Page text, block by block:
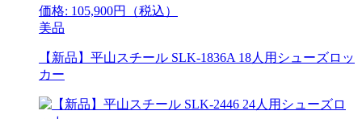
価格: 105,900円（税込）
美品
【新品】平山スチール SLK-1836A 18人用シューズロッ
カー